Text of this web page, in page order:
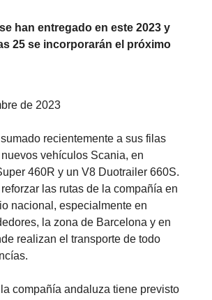
han entregado en este 2023 y
25 se incorporarán el próximo
de 2023
recientemente a sus filas
vehículos Scania, en
460R y un V8 Duotrailer 660S.
las rutas de la compañía en
nacional, especialmente en
la zona de Barcelona y en
realizan el transporte de todo
compañía andaluza tiene previsto